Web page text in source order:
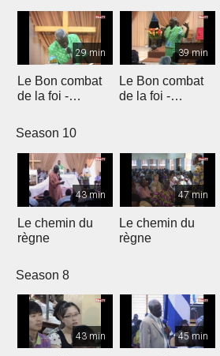
29 min
Le Bon combat
de la foi -
39 min
Le Bon combat
de la foi -
Season 10
43 min
Le chemin du
règne
47 min
Le chemin du
règne
Season 8
43 min 45 min